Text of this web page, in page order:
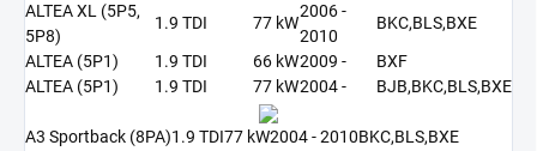
ALTEA XL (5P5,
5P8)
1.9 TDI 77 kW
2006 -
2010
BKC,BLS,BXE
ALTEA (5P1)
1.9 TDI 66 kW2009 -
BXF
ALTEA (5P1)
1.9 TDI 77 kW2004 - BJB,BKC,BLS,BXE
A3 Sportback (8PA)1.9 TDI77 kW2004 - 2010BKC,BLS,BXE